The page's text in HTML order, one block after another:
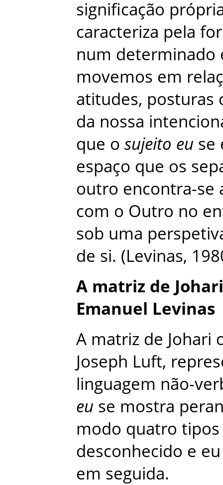
significação
caracteriza pela
num determinado
movemos em
atitudes, posturas
da nossa
que o sujeito eu se
espaço que os
outro encontra-se
com o Outro no
sob uma
de si. (Levinas,
A matriz de Johari
Emanuel Levinas
A matriz de Johari
Joseph Luft,
linguagem não-
eu se mostra
modo quatro tipos
desconhecido e eu
em seguida.